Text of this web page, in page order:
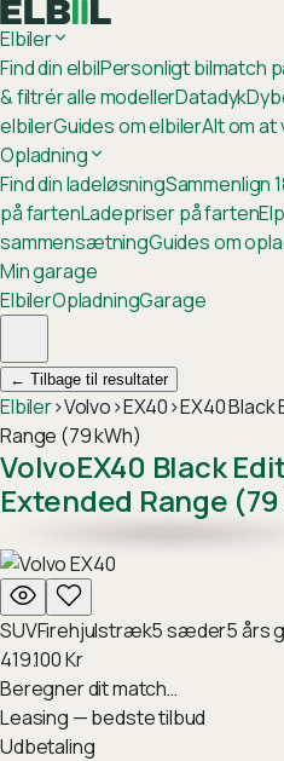
Elbiler
Find din elbilPersonligt bilmatch
& filtrér alle modellerDatadyk
elbilerGuides om elbilerAlt om
Opladning
Find din ladeløsningSammenlign
på fartenLadepriser på farten
sammensætningGuides om
Min garage
ElbilerOpladningGarage
← Tilbage til resultater
Elbiler›Volvo›EX40›EX40 Black
Range (79 kWh)
VolvoEX40 Black
Extended Range
SUVFirehjulstræk5sæder5års
419.100Kr
Beregner dit match…
Leasing — bedste tilbud
Udbetaling